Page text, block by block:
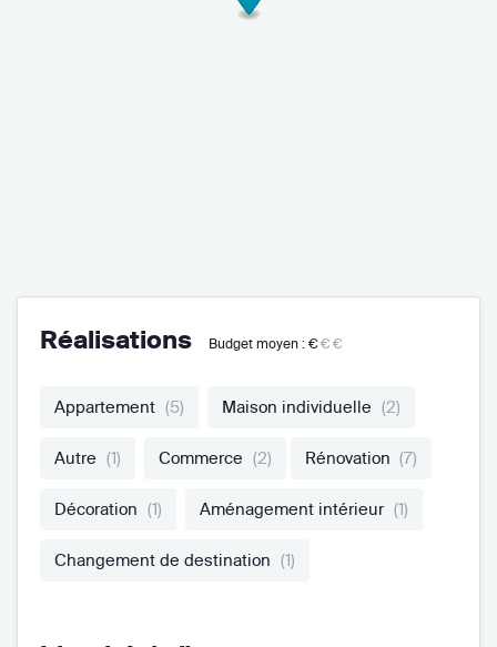
Réalisations Budget moyen : €€€
Appartement (5) Maison individuelle (2)
Autre (1) Commerce (2) Rénovation (7)
Décoration (1) Aménagement intérieur (1)
Changement de destination (1)